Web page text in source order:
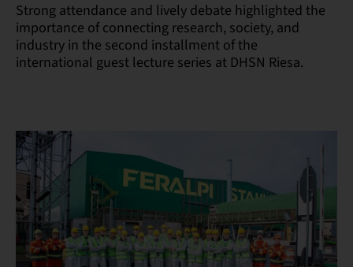
Strong attendance and lively debate highlighted the
importance of connecting research, society, and
industry in the second installment of the
international guest lecture series at DHSN Riesa.